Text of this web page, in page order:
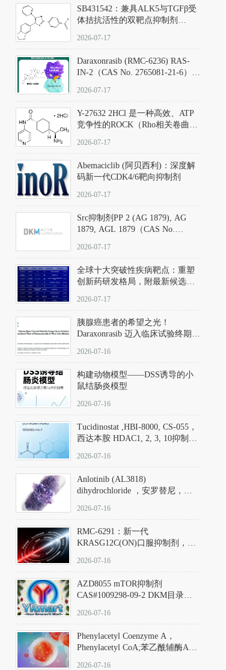
SB431542：兼具ALK5与TGFβ受
体拮抗活性的双靶点抑制剂
D801067）
2026-07-17
Daraxonrasib (RMC-6236) RAS-
IN-2（CAS No. 2765081-21-6）：
向KRAS/NRAS/HRAS的广谱RAS
2026-07-17
Y-27632 2HCl 是一种高效、ATP
竞争性的ROCK（Rho相关卷曲螺
同等抑制ROCK1与ROCK2；其通
过精准嵌入激酶的ATP结合位点
发挥抑制作用，对ROCK1和
ROCK2的解离常数（Ki）分别为
140 nM和300 nM；在众多丝氨酸/
中，其靶向ROCK的选择性超过
200倍，凸显出优异的分子特异
2026-07-17
Abemaciclib (阿贝西利)：深度解
码新一代CDK4/6靶向抑制剂
2026-07-17
Src抑制剂PP 2 (AG 1879), AG
1879, AGL 1879（CAS No.
应用指南
2026-07-17
全球十大突破性疾病靶点：重塑
创新药研发格局，附最新候选分
2026-07-17
胰腺癌患者的希望之光！
Daraxonrasib 迈入临床试验终期阶
2026-07-16
构建动物模型——DSS诱导的小
鼠结肠炎模型
2026-07-16
Tucidinostat ,HBI-8000, CS-055，
西达本胺 HDAC1, 2, 3, 10抑制剂
D808567) - DKM活性分子
2026-07-16
Anlotinib (AL3818)
dihydrochloride ，安罗替尼，
Hydrochloride实验方法步骤SOP
2026-07-16
RMC-6291：新一代
KRASG12C(ON)口服抑制剂，
(Elironrasib)CAS#2641998-63-0
2026-07-16
AZD8055 mTOR抑制剂
CAS#1009298-09-2 DKM目录号
激酶抑制剂的深度剖析
2026-07-16
Phenylacetyl Coenzyme A，
Phenylacetyl CoA;苯乙酰辅酶A
2026-07-16